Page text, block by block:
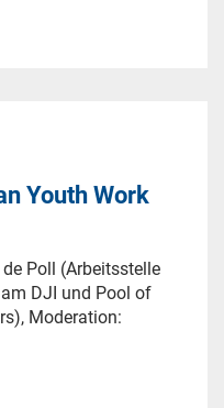
Youth Work
Poll (Arbeitsstelle
DJI und Pool of
Moderation: